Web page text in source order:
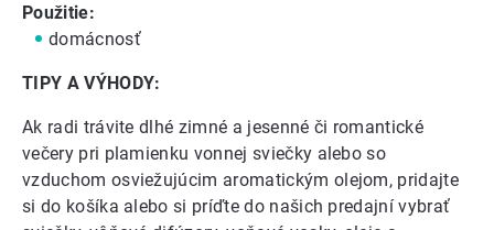
Použitie:
domácnosť
TIPY A VÝHODY:
Ak radi trávite dlhé zimné a jesenné či romantické
večery pri plamienku vonnej sviečky alebo so
vzduchom osviežujúcim aromatickým olejom, pridajte
si do košíka alebo si príďte do našich predajní vybrať